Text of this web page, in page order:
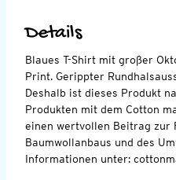
Details
Blaues T-Shirt mit großer
Print. Gerippter
Deshalb ist dieses Produkt
Produkten mit dem Cotton
einen wertvollen Beitrag zur
Baumwollanbaus und des
Informationen unter: